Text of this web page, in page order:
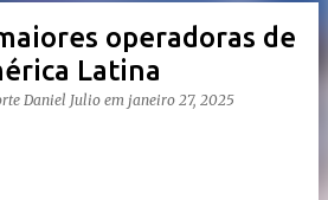
operadoras de
Latina
Daniel Julio em janeiro 27, 2025